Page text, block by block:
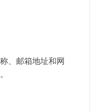
、邮箱地址和网